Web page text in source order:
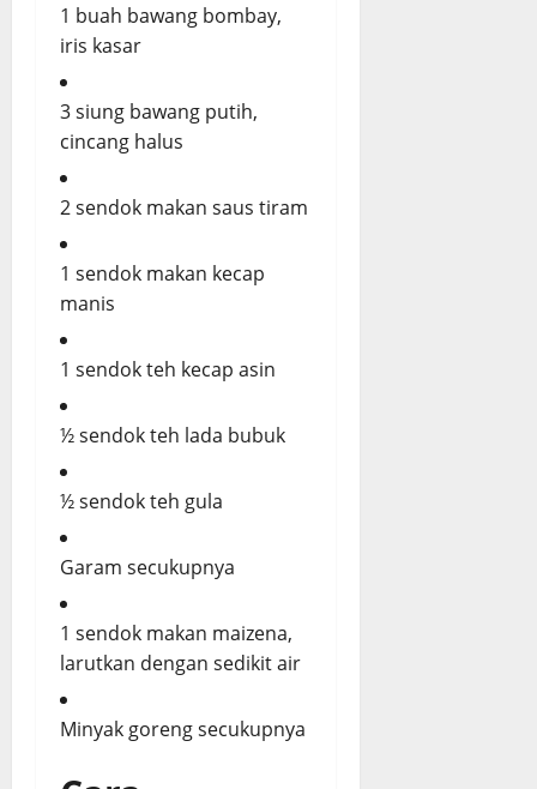
1 buah bawang bombay,
iris kasar
3 siung bawang putih,
cincang halus
2 sendok makan saus tiram
1 sendok makan kecap
manis
1 sendok teh kecap asin
½ sendok teh lada bubuk
½ sendok teh gula
Garam secukupnya
1 sendok makan maizena,
larutkan dengan sedikit air
Minyak goreng secukupnya